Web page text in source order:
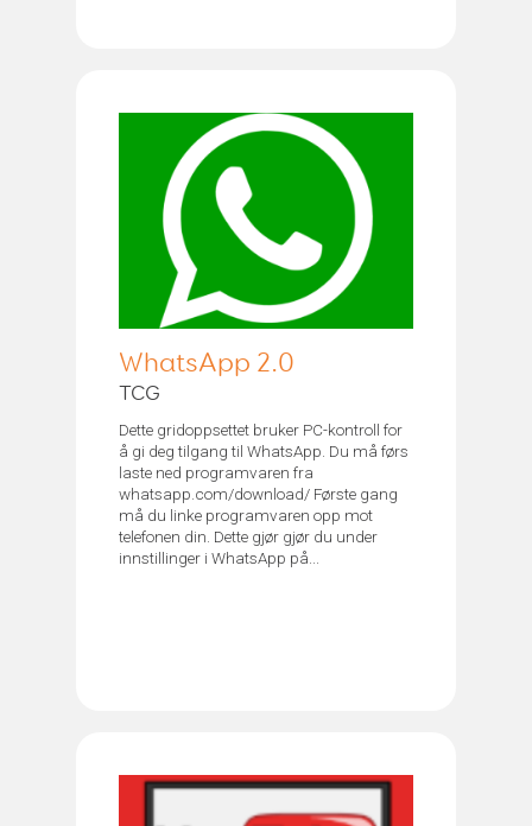
WhatsApp 2.0
TCG
Dette gridoppsettet bruker PC-kontroll for
å gi deg tilgang til WhatsApp. Du må førs
laste ned programvaren fra
whatsapp.com/download/ Første gang
må du linke programvaren opp mot
telefonen din. Dette gjør gjør du under
innstillinger i WhatsApp på...